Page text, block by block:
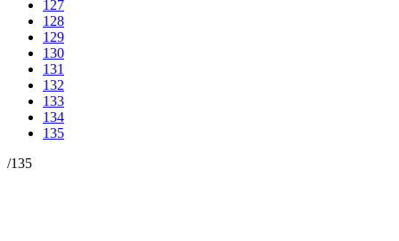
127
128
129
130
131
132
133
134
135
/135